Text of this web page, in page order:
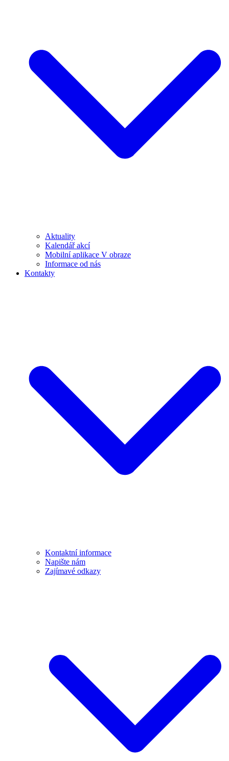
Aktuality
Kalendář akcí
Mobilní aplikace V obraze
Informace od nás
Kontakty
Kontaktní informace
Napište nám
Zajímavé odkazy